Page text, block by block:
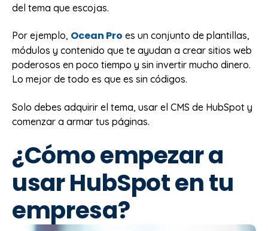
del tema que escojas.
Por ejemplo, Ocean Pro es un conjunto de plantillas,
módulos y contenido que te ayudan a crear sitios web
poderosos en poco tiempo y sin invertir mucho dinero.
Lo mejor de todo es que es sin códigos.
Solo debes adquirir el tema, usar el CMS de HubSpot y
comenzar a armar tus páginas.
¿Cómo empezar a
usar HubSpot en tu
empresa?